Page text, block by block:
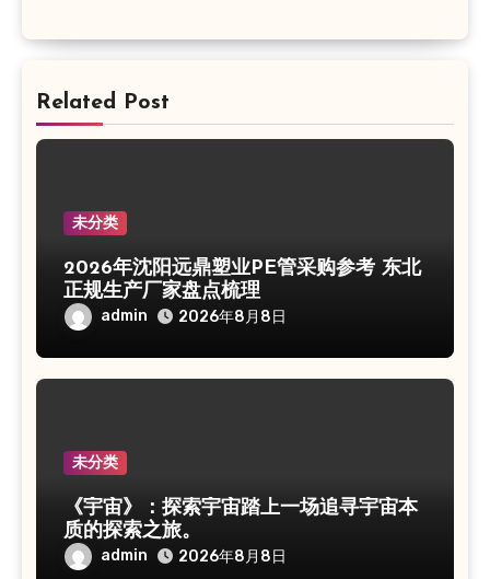
Related Post
未分类
2026年沈阳远鼎塑业PE管采购参考 东北
正规生产厂家盘点梳理
admin 2026年8月8日
未分类
《宇宙》：探索宇宙踏上一场追寻宇宙本
质的探索之旅。
admin 2026年8月8日